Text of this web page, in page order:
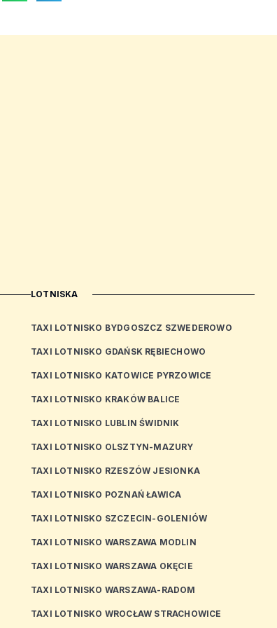
LOTNISKA
TAXI LOTNISKO BYDGOSZCZ SZWEDEROWO
TAXI LOTNISKO GDAŃSK RĘBIECHOWO
TAXI LOTNISKO KATOWICE PYRZOWICE
TAXI LOTNISKO KRAKÓW BALICE
TAXI LOTNISKO LUBLIN ŚWIDNIK
TAXI LOTNISKO OLSZTYN-MAZURY
TAXI LOTNISKO RZESZÓW JESIONKA
TAXI LOTNISKO POZNAŃ ŁAWICA
TAXI LOTNISKO SZCZECIN-GOLENIÓW
TAXI LOTNISKO WARSZAWA MODLIN
TAXI LOTNISKO WARSZAWA OKĘCIE
TAXI LOTNISKO WARSZAWA-RADOM
TAXI LOTNISKO WROCŁAW STRACHOWICE